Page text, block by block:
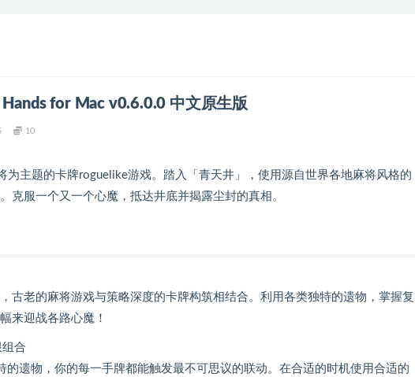
for Mac v0.6.0.0 中文原生版
10
为主题的卡牌roguelike游戏。踏入「青天井」，使用源自世界各地麻将风格的
克服一个又一个心魔，抵达井底并揭露尘封的真相。
古老的麻将游戏与策略深度的卡牌构筑相结合。利用各类独特的遗物，掌握复
来迎战各路心魔！
合
遗物，你的每一手牌都能触发最不可思议的联动。在合适的时机使用合适的